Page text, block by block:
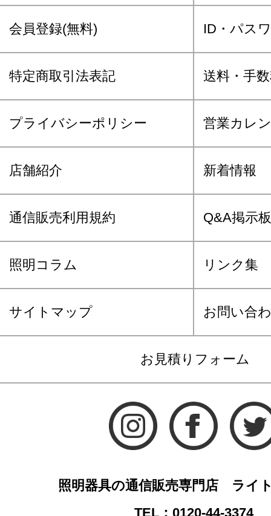
会員登録(無料) ID・パス
特定商取引法表記 送料・手
プライバシーポリシー 営業カレ
店舗紹介 新着情報
通信販売利用規約 Q&A掲示板
照明コラム リンク集
サイトマップ お問い合
お見積りフォーム
照明器具の通信販売専門店 ライ
TEL：0120-44-3374